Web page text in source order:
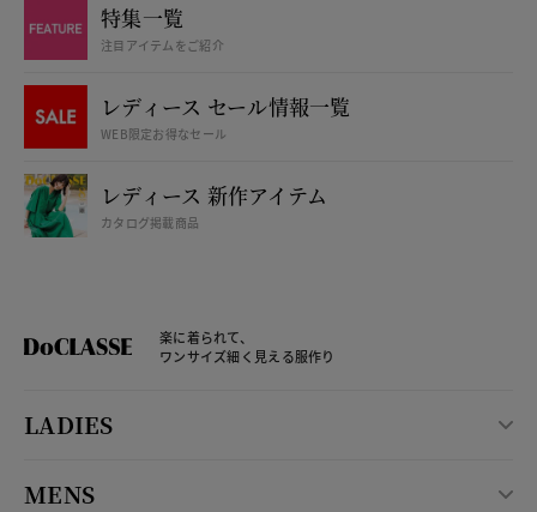
特集一覧
注目アイテムをご紹介
レディース セール情報一覧
WEB限定お得なセール
レディース 新作アイテム
カタログ掲載商品
楽に着られて、
ワンサイズ細く見える服作り
LADIES
MENS